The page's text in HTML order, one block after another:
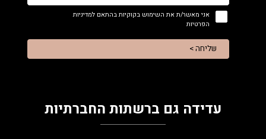
אני מאשר/ת את השימוש בקוקיות בהתאם למדיניות
הפרטיות
שליחה >
עדידה גם ברשתות החברתיות